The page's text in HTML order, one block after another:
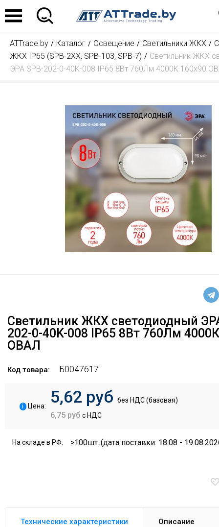
ATTrade.by Каталог Освещение Светильники ЖКХ
ЖКХ IP65 (SPB-2ХХ, SPB-103, SPB-7)
Светильник ЖКХ
ЭРА SPB-202-0-40K-008 IP65 8Вт 760Лм 4000К 160x90
Светильник ЖКХ светодиодный
202-0-40K-008 IP65 8Вт 760Лм
ОВАЛ
Код товара: Б0047617
i Цена: 5,62 руб без НДС (базовая)
6,75 руб с НДС
На складе в РФ: >100шт. (дата поставки: 18.08 -
Технические характеристики Описание